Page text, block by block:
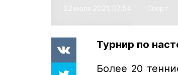
Турнир по
Более 20